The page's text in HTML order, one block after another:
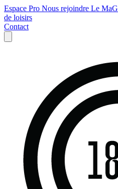
Espace Pro Nous rejoindre Le MaG
de loisirs
Contact